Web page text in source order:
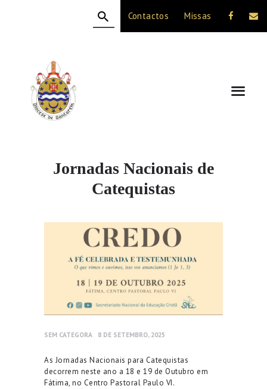
Contactos Missas
Jornadas Nacionais de
Catequistas
A DIOCESE
CELEBRAÇÃO
VIDA CRISTÃ
NOTÍCIAS
SEM CATEGORA 8 DE SETEMBRO, 2025
As Jornadas Nacionais para Catequistas
decorrem neste ano a 18 e 19 de Outubro em
Fátima, no Centro Pastoral Paulo VI.